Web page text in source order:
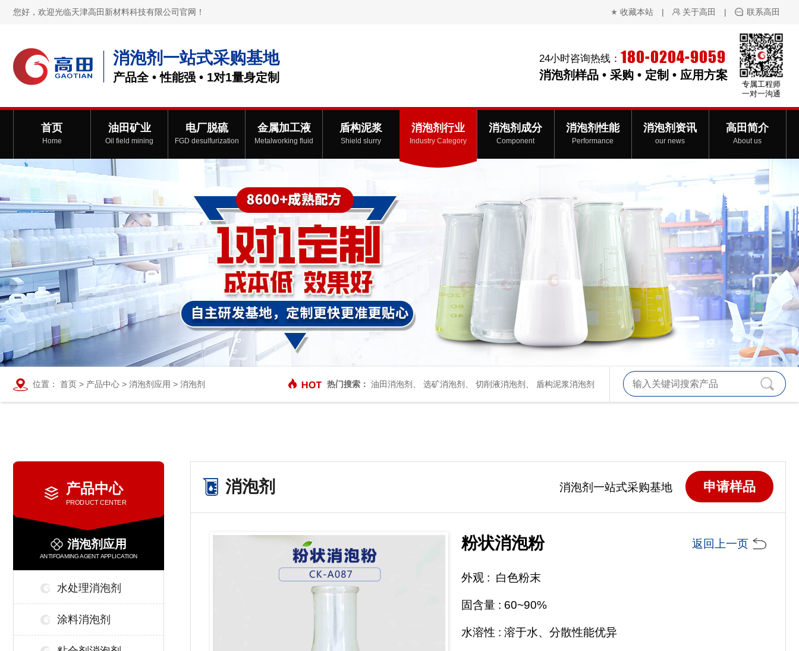
您好，欢迎光临天津高田新材料科技有限公司官网！ 收藏本站 | 关于高田 | 联系高田
消泡剂一站式采购基地
产品全 • 性能强 • 1对1量身定制
24小时咨询热线： 180-0204-9059
消泡剂样品 • 采购 • 定制 • 应用方案
专属工程师
一对一沟通
首页
Home
油田矿业
Oil field mining
电厂脱硫
FGD desulfurization
金属加工液
Metalworking fluid
盾构泥浆
Shield slurry
消泡剂行业
Industry Category
消泡剂成分
Component
消泡剂性能
Performance
消泡剂资讯
our news
高田简介
About us
位置： 首页 > 产品中心 > 消泡剂应用 > 消泡剂 热门搜索： 油田消泡剂 选矿消泡剂 切削液消泡剂 盾构泥浆消泡剂
产品中心
PRODUCT CENTER
消泡剂应用
ANTIFOAMING AGENT APPLICATION
水处理消泡剂
涂料消泡剂
消泡剂 消泡剂一站式采购基地 申请样品
粉状消泡粉 返回上一页
外观 : 白色粉末
固含量 : 60~90%
水溶性 : 溶于水、分散性能优异